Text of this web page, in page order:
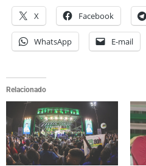
X Facebook
WhatsApp E-mail
Relacionado